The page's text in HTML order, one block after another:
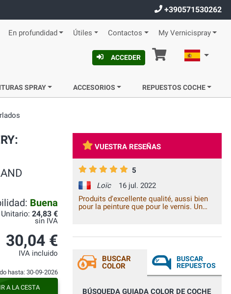
+390571530262
En profundidad Útiles Contactos My Vernicispray
ACCEDER Cesta Español
SPRAY ACCESORIOS REPUESTOS COCHE
Buena
24,83 €
sin IVA
30,04 €
IVA incluido
hasta: 30-09-2026
A LA CESTA
VUESTRA RESEÑAS
5
Loïc
16 jul. 2022
Produits d'excellente qualité, aussi bien
pour la peinture que pour le vernis. Un
BUSCAR
COLOR
BUSCAR
REPUESTOS
BÚSQUEDA GUIADA COLOR DE COCHE